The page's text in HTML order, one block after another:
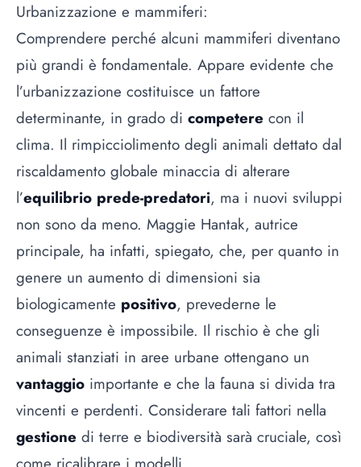
Urbanizzazione e mammiferi:
Comprendere perché alcuni mammiferi diventano
più grandi è fondamentale. Appare evidente che
l’urbanizzazione costituisce un fattore
determinante, in grado di competere con il
clima. Il rimpicciolimento degli animali dettato dal
riscaldamento globale minaccia di alterare
l’equilibrio prede-predatori, ma i nuovi sviluppi
non sono da meno. Maggie Hantak, autrice
principale, ha infatti, spiegato, che, per quanto in
genere un aumento di dimensioni sia
biologicamente positivo, prevederne le
conseguenze è impossibile. Il rischio è che gli
animali stanziati in aree urbane ottengano un
vantaggio importante e che la fauna si divida tra
vincenti e perdenti. Considerare tali fattori nella
gestione di terre e biodiversità sarà cruciale, così